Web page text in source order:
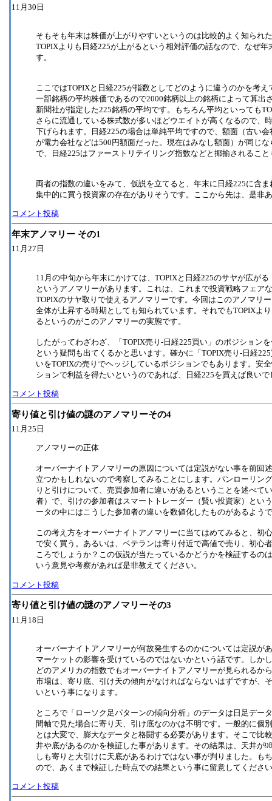
11月30日
そもそも年末は株価が上がりやすいというのは比較的よく知られ
TOPIXよりも日経225が上がるという相対評価の話なので、なぜ
す。
ここではTOPIXと日経225が指数としてどのように違うのかを考
一部銘柄の平均株価であるので2000銘柄以上の銘柄によって算出
新聞社が指定した225銘柄の平均です。もちろん平均といっても
さらに流通している株式数が多いほどウエイトが高くなるので、
下げられます。日経225の場合は単純平均ですので、額面（古い
が電力会社などは500円額面だった。現在はみなし額面）が同じ
で、日経225はファーストリテイリング指数などと揶揄されるこ
両者の指数の違いをみて、仮説を立てると、年末に日経225に含
集中的に買う投資家の存在がありそうです。ここから先は、是非
コメント投稿
年末アノマリー その1
11月27日
11月の中旬から年末にかけては、TOPIXと日経225のサヤが広が
というアノマリーがあります。これは、これまで投資戦略フェア
TOPIXのサヤ取りで使えるアノマリーです。今回はこのアノマリ
全体が上昇する時期としても知られています。それでもTOPIXよ
るというのがこのアノマリーの実態です。
したがってわざわざ、「TOPIX売り-日経225買い」のポジション
という疑問も出てくるかと思います。確かに「TOPIX売り-日経
いをTOPIXの売りでヘッジしているポジションでもあります。安
ションで利益を得たいというのであれば、日経225を買えば良いで
コメント投稿
寄り値と引け値の謎のアノマリーその4
11月25日
アノマリーの正体
オーバーナイトアノマリーの原因については定説がない事を前回
立つかもしれないので考察してみることにします。パンローリン
りと引けについて、売買参加者に違いがあるということを述べて
者）で、引けの参加者はスマートトレーダー（賢い投資家）とい
ータの中にはこうした参加者の違いを数値化したものがあるよう
この考え方をオーバーナイトアノマリーに当てはめてみると、初
で安く買う。あるいは、ベテランは寄り付近で高値で売り、初心
ころでしょうか？この仮説が当たっているかどうかを検証するの
いう意見や考察があれば是非教えてください。
コメント投稿
寄り値と引け値の謎のアノマリーその3
11月18日
オーバーナイトアノマリーが何故発生するのかについては定説が
マーケットの影響を受けているのではないかという話です。しか
どのアメリカの指数でもオーバーナイトアノマリーが見られるか
市場は、寄り底、引け天の傾向がなければならないはずですが、
いという事になります。
ところで「ローソク足パターンの傾向分析」のデータは日足デー
間軸で見た場合に寄り天、引け底なのかは不明です。一般的に個
とは大変で、膨大なデータと格闘する必要があります。そこで比
井や底があるのかを検証した事があります。その結果は、天井が
しも寄りと大引けに天底があるわけではない事が判りました。も
ので、あくまで検証した時点での結果という事に留意してくださ
コメント投稿